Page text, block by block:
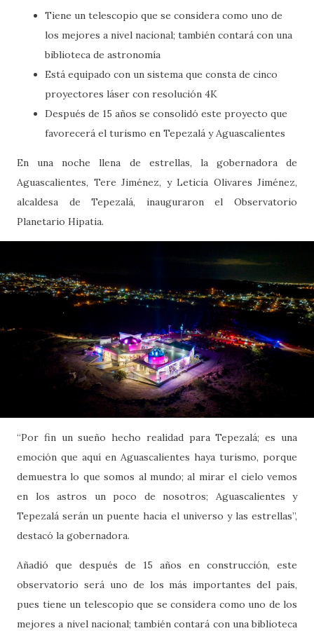
Tiene un telescopio que se considera como uno de
los mejores a nivel nacional; también contará con una
biblioteca de astronomía
Está equipado con un sistema que consta de cinco
proyectores láser con resolución 4K
Después de 15 años se consolidó este proyecto que
favorecerá el turismo en Tepezalá y Aguascalientes
En una noche llena de estrellas, la gobernadora de
Aguascalientes, Tere Jiménez, y Leticia Olivares Jiménez,
alcaldesa de Tepezalá, inauguraron el Observatorio
Planetario Hipatia.
“Por fin un sueño hecho realidad para Tepezalá; es una
emoción que aquí en Aguascalientes haya turismo, porque
demuestra lo que somos al mundo; al mirar el cielo vemos
en los astros un poco de nosotros; Aguascalientes y
Tepezalá serán un puente hacia el universo y las estrellas”,
destacó la gobernadora.
Añadió que después de 15 años en construcción, este
observatorio será uno de los más importantes del país,
pues tiene un telescopio que se considera como uno de los
mejores a nivel nacional; también contará con una biblioteca